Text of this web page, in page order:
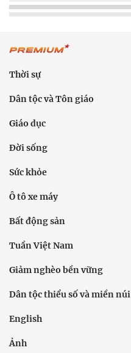
Thời sự
Dân tộc và Tôn giáo
Giáo dục
Đời sống
Sức khỏe
Ô tô xe máy
Bất động sản
Tuần Việt Nam
Giảm nghèo bền vững
Dân tộc thiểu số và miền núi
English
Ảnh